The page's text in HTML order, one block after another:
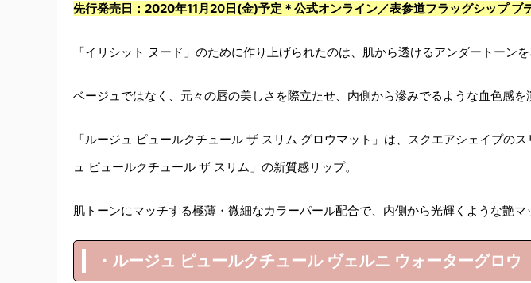
先行発売日：2020年11月20日(金)予定＊公式オンライン／表参道フラッグシップ ブ
「イリシット ヌード」のために作り上げられたのは、肌から透けるアンダートーンを
ベージュではなく、元々の唇の美しさを際立たせ、内側から滲みでるような血色感を
「ルージュ ピュールクチュール ザ スリム グロウマット」は、スクエアシェイプの
ュ ピュールクチュール ザ スリム」の新質感リップ。
肌トーンにマッチする極薄・微細なカラーパール配合で、内側から光輝くような艶マ
・ルージュ ピュールクチュール ヴェルニ ウォーターグロ